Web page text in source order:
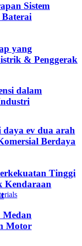
Sistem
yang
& Penggerak
dalam
ev dua arah
Berdaya
Tinggi
Kendaraan
Medan
Motor